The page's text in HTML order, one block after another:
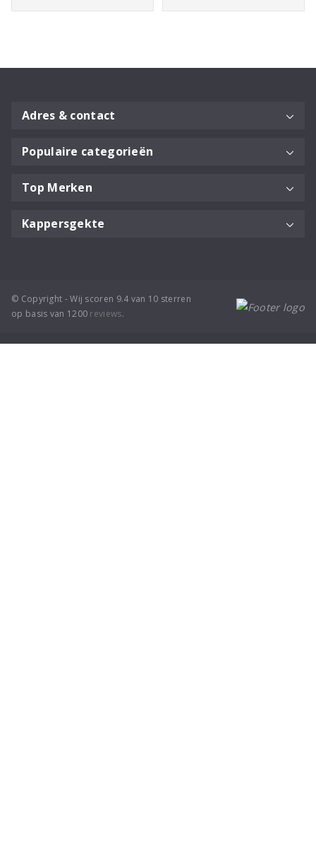
Adres & contact
Populaire categorieën
Top Merken
Kappersgekte
© Copyright - Wij scoren 9.4 van 10 sterren
op basis van 1200 reviews.